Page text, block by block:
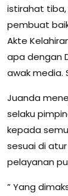
istirahat tiba,
pembuat
Akte
apa dengan
awak media.
Juanda
selaku
kepada
sesuai di
pelayanan
” Yang